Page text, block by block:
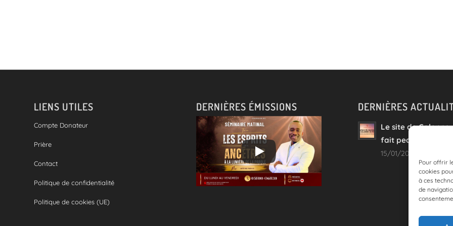
Pour offrir
cookies
à ces
de
LIENS UTILES
Compte Donateur
Prière
Contact
Politique de confidentialité
Politique de cookies (UE)
DERNIÈRES ÉMISSIONS DERNIÈRES
Le site de Colonne
fait peau neuve !
15/01/2023 - 08:54